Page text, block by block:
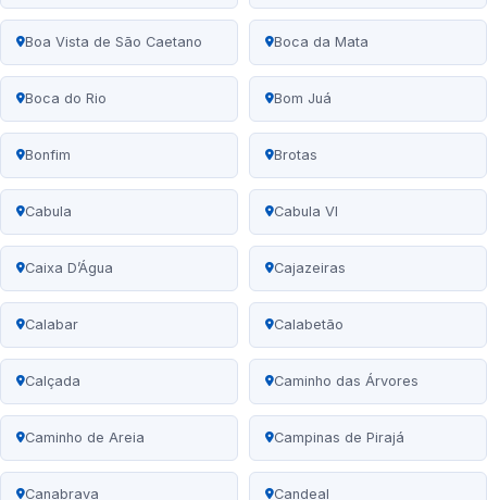
Boa Vista de São Caetano Boca da Mata
Boca do Rio Bom Juá
Bonfim Brotas
Cabula Cabula VI
Caixa D’Água Cajazeiras
Calabar Calabetão
Calçada Caminho das Árvores
Caminho de Areia Campinas de Pirajá
Canabrava Candeal